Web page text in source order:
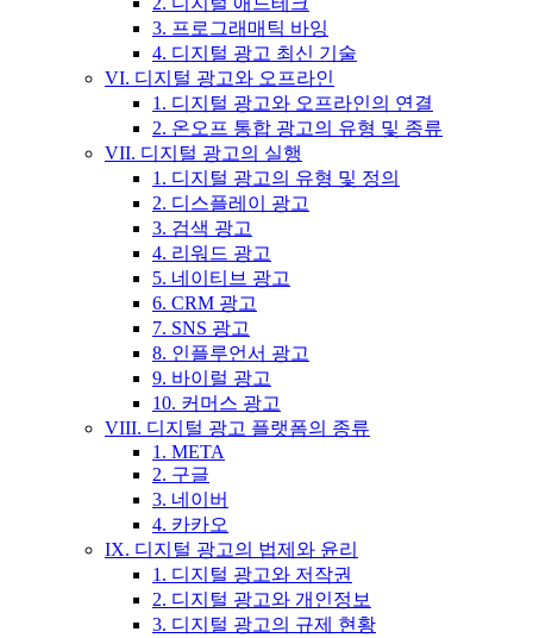
3. 프로그래매틱 바잉
4. 디지털 광고 최신 기술
VI. 디지털 광고와 오프라인
1. 디지털 광고와 오프라인의 연결
2. 온오프 통합 광고의 유형 및 종류
VII. 디지털 광고의 실행
1. 디지털 광고의 유형 및 정의
2. 디스플레이 광고
3. 검색 광고
4. 리워드 광고
5. 네이티브 광고
6. CRM 광고
7. SNS 광고
8. 인플루언서 광고
9. 바이럴 광고
10. 커머스 광고
VIII. 디지털 광고 플랫폼의 종류
1. META
2. 구글
3. 네이버
4. 카카오
IX. 디지털 광고의 법제와 윤리
1. 디지털 광고와 저작권
2. 디지털 광고와 개인정보
3. 디지털 광고의 규제 현황